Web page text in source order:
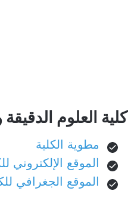
كلية العلوم الدقيقة
مطوية الكلية
الموقع الإلكتروني
الموقع الجغرافي